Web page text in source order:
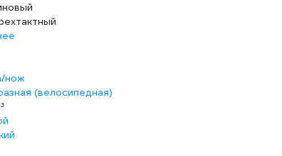
нож
(велосипедная)